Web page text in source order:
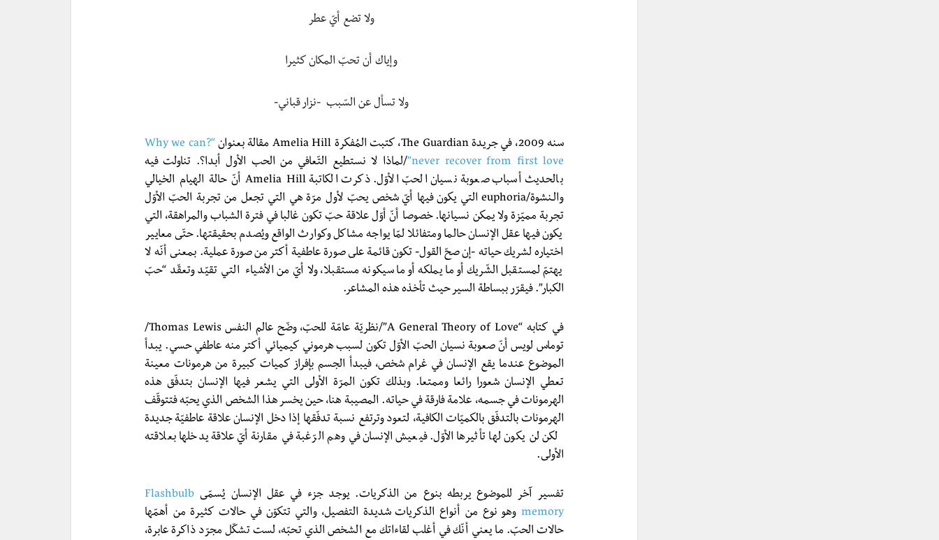
ولا تضع أيّ عطر
وإياك أن تحبّ المكان كثيرا
ولا تسأل عن السّبب -نزار قباني-
سنه 2009، في جريدة The Guardian، كتبت المُفكرة Amelia Hill مقالة بعنوان
“?Why we can
never recover from first love” /لماذا لا نستطيع التّعافي من الحب الأول أبدا؟. تناولت فيه
بالحديث أسباب صعوبة نسيان الحبّ الأوّل. ذكرت الكاتبة Amelia Hill أنّ حالة الهيام الخيالي
والـنشوة/euphoria التي يكون فيها أيّ شخص يحبّ لأول مرّة هي التي تجعل من تجربة الحبّ الأوّل
تجربة مميّزة ولا يمكن نسيانها. خصوصا أنّ أوّل علاقة حبّ تكون غالبا في فترة الشباب والمراهقة، التي
يكون فيها عقل الإنسان حالما ومتفائلا لمّا يواجه مشاكل وكوارث الواقع ويُصدم بحقيقتها. حتّى معايير
اختياره لشريك حياته -إن صحّ القول- تكون قائمة على صورة عاطفية أكتر من صورة عملية. بمعنى أنّه لا
يهتمّ لمستقبل الشّريك أو ما يملكه أو ما سيكونه مستقبلا، ولا أيّ من الأشياء التي تقيّد وتعقّد “حبّ
الكبار”. فيقرّر ببساطة السير حيث تأخذه هذه المشاعر.
في كتابه “A General Theory of Love”/نظريّة عامّة للحبّ، وضّح عالم النفس Thomas Lewis/
توماس لويس أنّ صعوبة نسيان الحبّ الأوّل تكون لسبب هرموني كيميائي أكتر منه عاطفي حسي. يبدأ
الموضوع عندما يقع الإنسان في غرام شخص، فيبدأ الجسم بإفراز كميات كبيرة من هرمونات معينة
تعطي الإنسان شعورا رائعا وممتعا. وبذلك تكون المرّة الأولى التي يشعر فيها الإنسان بتدفّق هذه
الهرمونات في جسمه، علامة فارقة في حياته. المصيبة هنا، حين يخسر هذا الشخص الذي يحبّه فتتوقّف
الهرمونات بالتدفّق بالكميّات الكافية، لتعود وترتفع نسبة تدفّقها إذا دخل الإنسان علاقة عاطفيّة جديدة
لكن لن يكون لها تأثيرها الأوّل. فيعيش الإنسان في وهم الرّغبة في مقارنة أيّ علاقة يدخلها بعلاقته
الأولى.
تفسير آخر للموضوع يربطه بنوع من الذكريات. يوجد جزء في عقل الإنسان يُسمّى Flashbulb
memory وهو نوع من أنواع الذكريات شديدة التفصيل، والتي تتكوّن في حالات كثيرة من أهمّها
حالات الحبّ. ما يعني أنّك في أغلب لقاءاتك مع الشخص الذي تحبّه، لست تشكّل مجرّد ذاكرة عابرة،